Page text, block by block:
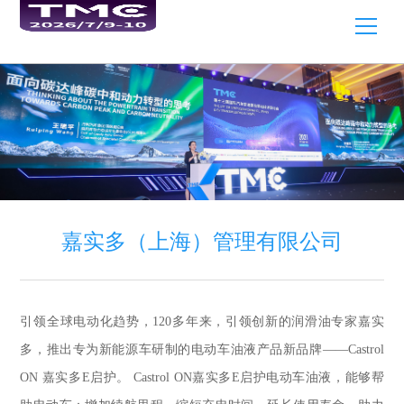
嘉实多（上海）管理有限公司
引领全球电动化趋势，120多年来，引领创新的润滑油专家嘉实
多，推出专为新能源车研制的电动车油液产品新品牌——Castrol
ON 嘉实多E启护。 Castrol ON嘉实多E启护电动车油液，能够帮